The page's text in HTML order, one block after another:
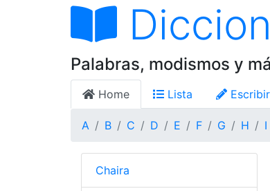
Palabras, modismos y
Home Lista Escribir
A B C D E F G H I
Chaira